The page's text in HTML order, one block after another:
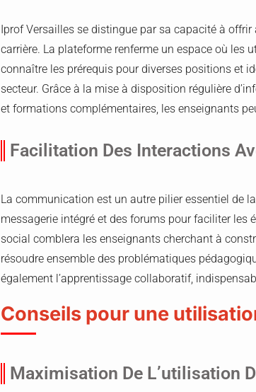
Iprof Versailles se distingue par sa capacité à
carrière. La plateforme renferme un espace où les
connaître les prérequis pour diverses positions et
secteur. Grâce à la mise à disposition régulière
et formations complémentaires, les enseignants
Facilitation Des Interactions
La communication est un autre pilier essentiel de
messagerie intégré et des forums pour faciliter les
social comblera les enseignants cherchant à
résoudre ensemble des problématiques
également l’apprentissage collaboratif,
Conseils pour une
Maximisation De L’utilisation